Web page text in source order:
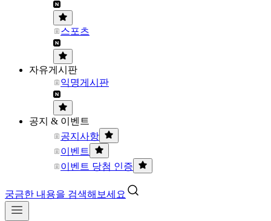
스포츠
자유게시판
익명게시판
공지 & 이벤트
공지사항
이벤트
이벤트 당첨 인증
궁금한 내용을 검색해보세요